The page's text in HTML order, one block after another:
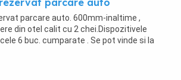
parcare auto
parcare auto. 600mm-inaltime ,
din otel calit cu 2 chei.Dispozitivele
6 buc. cumparate . Se pot vinde si la